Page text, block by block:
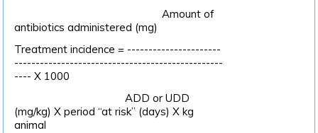
Amount of
antibiotics administered (mg)
Treatment incidence = ----------------------
-------------------------------------------------
---- X 1000
ADD or UDD
(mg/kg) X period “at risk” (days) X kg
animal